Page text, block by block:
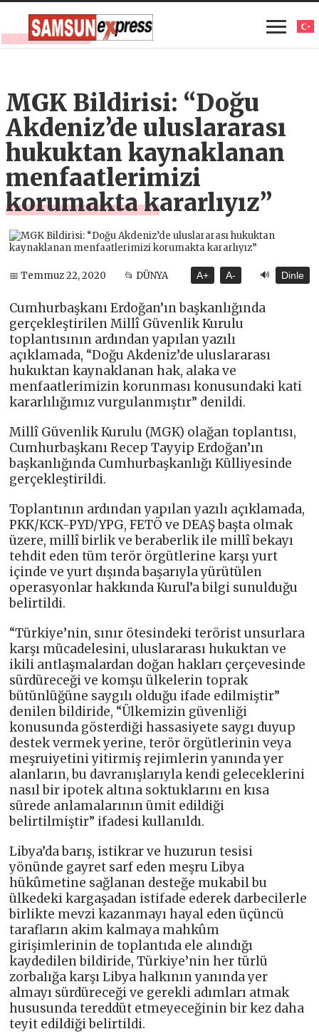
MGK Bildirisi: “Doğu
Akdeniz’de uluslararası
hukuktan kaynaklanan
menfaatlerimizi
korumakta kararlıyız”
📅 Temmuz 22, 2020 📂 DÜNYA A+ A- 🔊 Dinle
Cumhurbaşkanı Erdoğan’ın başkanlığında
gerçekleştirilen Millî Güvenlik Kurulu
toplantısının ardından yapılan yazılı
açıklamada, “Doğu Akdeniz’de uluslararası
hukuktan kaynaklanan hak, alaka ve
menfaatlerimizin korunması konusundaki kati
kararlılığımız vurgulanmıştır” denildi.
Millî Güvenlik Kurulu (MGK) olağan toplantısı,
Cumhurbaşkanı Recep Tayyip Erdoğan’ın
başkanlığında Cumhurbaşkanlığı Külliyesinde
gerçekleştirildi.
Toplantının ardından yapılan yazılı açıklamada,
PKK/KCK-PYD/YPG, FETÖ ve DEAŞ başta olmak
üzere, millî birlik ve beraberlik ile millî bekayı
tehdit eden tüm terör örgütlerine karşı yurt
içinde ve yurt dışında başarıyla yürütülen
operasyonlar hakkında Kurul’a bilgi sunulduğu
belirtildi.
“Türkiye’nin, sınır ötesindeki terörist unsurlara
karşı mücadelesini, uluslararası hukuktan ve
ikili antlaşmalardan doğan hakları çerçevesinde
sürdüreceği ve komşu ülkelerin toprak
bütünlüğüne saygılı olduğu ifade edilmiştir”
denilen bildiride, “Ülkemizin güvenliği
konusunda gösterdiği hassasiyete saygı duyup
destek vermek yerine, terör örgütlerinin veya
meşruiyetini yitirmiş rejimlerin yanında yer
alanların, bu davranışlarıyla kendi geleceklerini
nasıl bir ipotek altına soktuklarını en kısa
sürede anlamalarının ümit edildiği
belirtilmiştir” ifadesi kullanıldı.
Libya’da barış, istikrar ve huzurun tesisi
yönünde gayret sarf eden meşru Libya
hükûmetine sağlanan desteğe mukabil bu
ülkedeki kargaşadan istifade ederek darbecilerle
birlikte mevzi kazanmayı hayal eden üçüncü
tarafların akim kalmaya mahkûm
girişimlerinin de toplantıda ele alındığı
kaydedilen bildiride, Türkiye’nin her türlü
zorbalığa karşı Libya halkının yanında yer
almayı sürdüreceği ve gerekli adımları atmak
hususunda tereddüt etmeyeceğinin bir kez daha
teyit edildiği belirtildi.